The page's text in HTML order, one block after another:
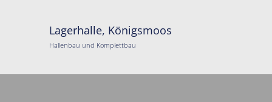
Lagerhalle, Königsmoos
Hallenbau und Komplettbau